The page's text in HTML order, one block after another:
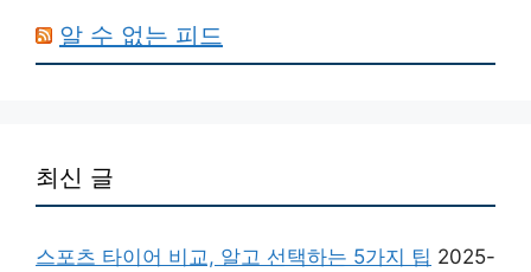
알 수 없는 피드
최신 글
스포츠 타이어 비교, 알고 선택하는 5가지 팁 2025-